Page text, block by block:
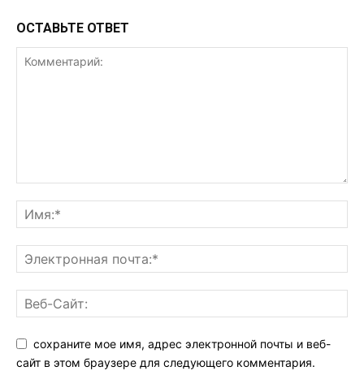
ОСТАВЬТЕ ОТВЕТ
сохраните мое имя, адрес электронной почты и веб-
сайт в этом браузере для следующего комментария.